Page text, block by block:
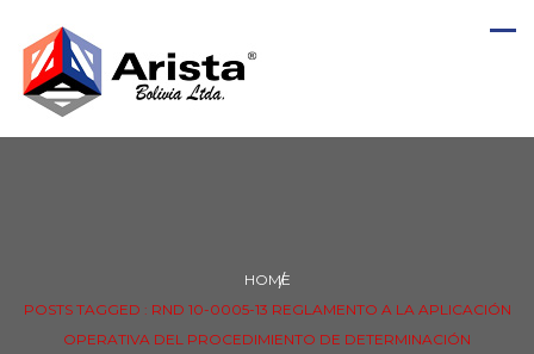
HOME
POSTS TAGGED : RND 10-0005-13 REGLAMENTO A LA APLICACIÓN
OPERATIVA DEL PROCEDIMIENTO DE DETERMINACIÓN